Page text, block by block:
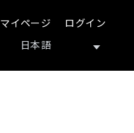
マイページ ログイン